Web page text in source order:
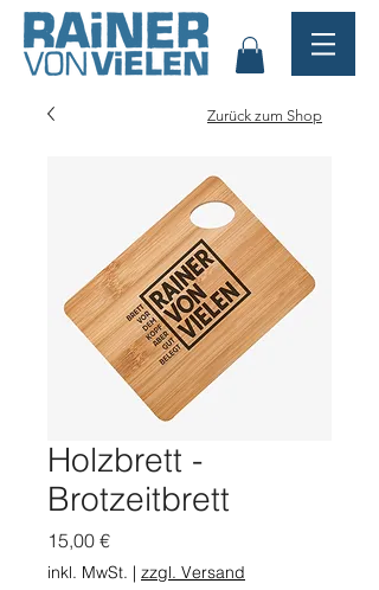
Holzbrett -
Brotzeitbrett
15,00 €Preis
inkl. MwSt. | zzgl. Versand
Zurück zum Shop